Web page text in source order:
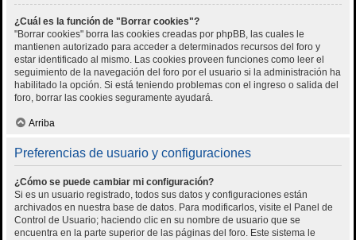
¿Cuál es la función de "Borrar cookies"?
"Borrar cookies" borra las cookies creadas por phpBB, las cuales le
mantienen autorizado para acceder a determinados recursos del foro y
estar identificado al mismo. Las cookies proveen funciones como leer el
seguimiento de la navegación del foro por el usuario si la administración ha
habilitado la opción. Si está teniendo problemas con el ingreso o salida del
foro, borrar las cookies seguramente ayudará.
Arriba
Preferencias de usuario y configuraciones
¿Cómo se puede cambiar mi configuración?
Si es un usuario registrado, todos sus datos y configuraciones están
archivados en nuestra base de datos. Para modificarlos, visite el Panel de
Control de Usuario; haciendo clic en su nombre de usuario que se
encuentra en la parte superior de las páginas del foro. Este sistema le